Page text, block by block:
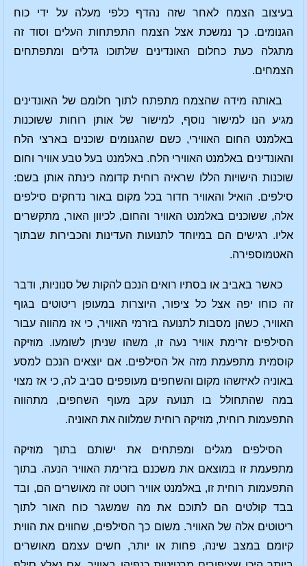
בעיצוב הצמח לאחר שזה נהדף כלפי מעלה על ידי כוח
הגנומים. כך נמשכת אצל הצמח התפתחות העלים וסוד זה
מתגלה כעת כחלום האונדינים שלתוכו גדלים ומתפתחים
הצמחים.
באותה מידה שהצמח מתפתח לתוך חלומם של האונדינים
מגיע הנו למישור נוסף, למישור של אותן רוחות ששוכנות
באלמנט החום האווירי, כשם שהגנומים שוכנים בארצי הלח
והאונדינים באלמנט האווירי הלח. באלמנט בעל טבע אוויר וחום
שוכנות הישויות הללו שראיה רוחית קדומה כינתה אותן בשם:
סילפים. הואיל והאוויר חדור בכל מקום באור נדחקים סילפים
אלה, ששוכנים באלמנט האוויר והחום, לכיוון האור, מתקשרים
אליו. רגישים הם במיוחד לתנועות העדינות והכבירות שבתוך
האטמוספירה.
כאשר באביב או בסתיו רואים הנכם להקות של סנוניות, ודבר
זה כוחו יפה אצל כל ציפור, היוצרות במעופן ריטוטים בגוף
האוויר, כשהן מסבות לתנועה בזרמי האוויר, כי אז מהווה עבור
הסילפים זרימת אוויר נעה זו, משהו שניתן לשומעו. מוזיקה
קוסמית מתפעמת מזה אל הסילפים. אם יוצאים הנכם למסע
באוניה לאיזשהו מקום והשחפים מעופפים סביב לה, כי אז מצוי
במה שהתחולל בו תנועה עקב מעוף השחפים, מתהווה
התפעמות רוחית, מוזיקה רוחית שמלווה את האוניה.
הסילפים מגלים ומפתחים את ישותם בתוך מוזיקה
מתפעמת זו במוצאם את משכנם בזרימת האוויר הנעה. בתוך
התפעמות רוחית זו, באלמנט אוויר רוטט זה מאושרים הם, ובד
בבד קולטים הם לתוכם את מה שמשגר כוח האור לתוך
ריטוטים אלה של האוויר. משום כך הסילפים, שחווים את הווית
קיומם במצב שינה, פחות או יותר, חשים עצמם מאושרים